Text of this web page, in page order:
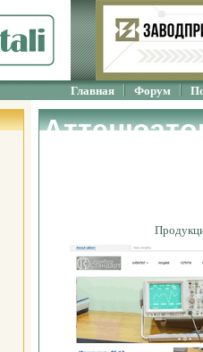
Главная Форум